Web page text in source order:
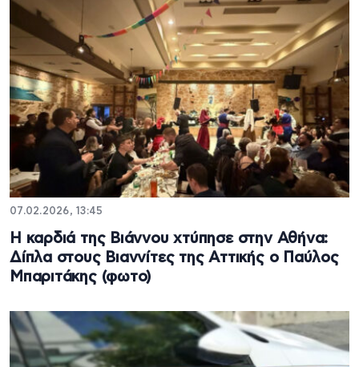
07.02.2026, 13:45
Η καρδιά της Βιάννου χτύπησε στην Αθήνα:
Δίπλα στους Βιαννίτες της Αττικής ο Παύλος
Μπαριτάκης (φωτο)